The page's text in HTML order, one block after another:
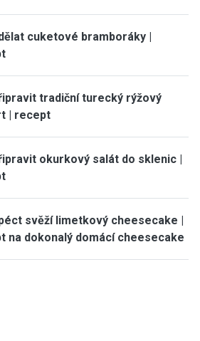
cuketové bramboráky |
tradiční turecký rýžový
| recept
okurkový salát do sklenic |
svěží limetkový cheesecake |
na dokonalý domácí cheesecake